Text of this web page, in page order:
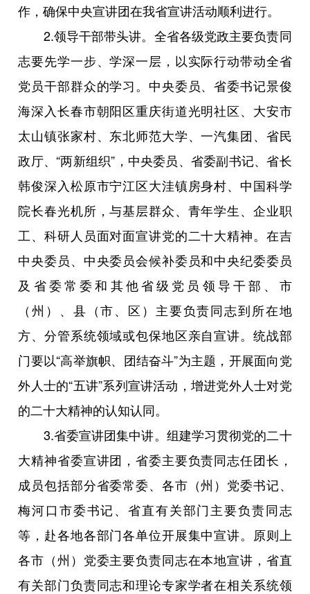
作，确保中央宣讲团在我省宣讲活动顺利进行。
2.领导干部带头讲。全省各级党政主要负责同
志要先学一步、学深一层，以实际行动带动全省
党员干部群众的学习。中央委员、省委书记景俊
海深入长春市朝阳区重庆街道光明社区、大安市
太山镇张家村、东北师范大学、一汽集团、省民
政厅、“两新组织”，中央委员、省委副书记、省长
韩俊深入松原市宁江区大洼镇房身村、中国科学
院长春光机所，与基层群众、青年学生、企业职
工、科研人员面对面宣讲党的二十大精神。在吉
中央委员、中央委员会候补委员和中央纪委委员
及省委常委和其他省级党员领导干部、市
（州）、县（市、区）主要负责同志到所在地
方、分管系统领域或包保地区亲自宣讲。统战部
门要以“高举旗帜、团结奋斗”为主题，开展面向党
外人士的“五讲”系列宣讲活动，增进党外人士对党
的二十大精神的认知认同。
3.省委宣讲团集中讲。组建学习贯彻党的二十
大精神省委宣讲团，省委主要负责同志任团长，
成员包括部分省委常委、各市（州）党委书记、
梅河口市委书记、省直有关部门主要负责同志
等，赴各地各部门各单位开展集中宣讲。原则上
各市（州）党委主要负责同志在本地宣讲，省直
有关部门负责同志和理论专家学者在相关系统领